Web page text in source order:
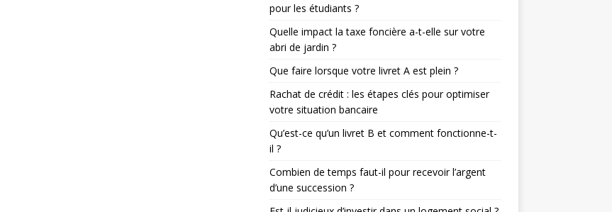
pour les étudiants ?
Quelle impact la taxe foncière a-t-elle sur votre
abri de jardin ?
Que faire lorsque votre livret A est plein ?
Rachat de crédit : les étapes clés pour optimiser
votre situation bancaire
Qu’est-ce qu’un livret B et comment fonctionne-t-
il ?
Combien de temps faut-il pour recevoir l’argent
d’une succession ?